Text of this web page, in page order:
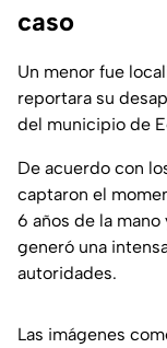
caso
Un menor fue
reportara su
del municipio de
De acuerdo con
captaron el
6 años de la
generó una
autoridades.
Las imágenes